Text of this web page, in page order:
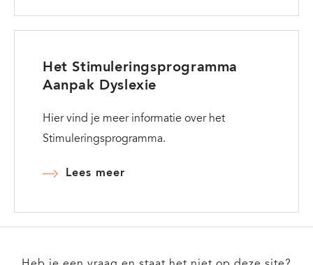
Het Stimuleringsprogramma
Aanpak Dyslexie
Hier vind je meer informatie over het
Stimuleringsprogramma.
Lees meer